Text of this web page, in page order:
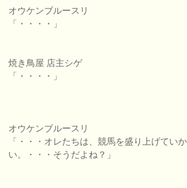
オウケンブルースリ
「・・・・」
焼き鳥屋 店主シゲ
「・・・・」
オウケンブルースリ
「・・・オレたちは、競馬を盛り上げてい
い。・・・そうだよね？」